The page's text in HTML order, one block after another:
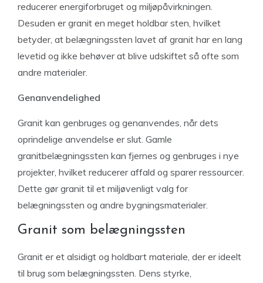
reducerer energiforbruget og miljøpåvirkningen.
Desuden er granit en meget holdbar sten, hvilket
betyder, at belægningssten lavet af granit har en lang
levetid og ikke behøver at blive udskiftet så ofte som
andre materialer.
Genanvendelighed
Granit kan genbruges og genanvendes, når dets
oprindelige anvendelse er slut. Gamle
granitbelægningssten kan fjernes og genbruges i nye
projekter, hvilket reducerer affald og sparer ressourcer.
Dette gør granit til et miljøvenligt valg for
belægningssten og andre bygningsmaterialer.
Granit som belægningssten
Granit er et alsidigt og holdbart materiale, der er ideelt
til brug som belægningssten. Dens styrke,